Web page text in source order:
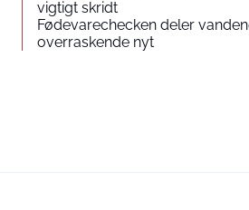
vigtigt skridt
Fødevarechecken deler
overraskende nyt